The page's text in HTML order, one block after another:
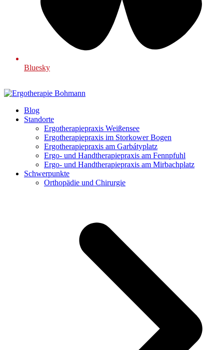
Bluesky
Blog
Standorte
Ergotherapiepraxis Weißensee
Ergotherapiepraxis im Storkower Bogen
Ergotherapiepraxis am Garbátyplatz
Ergo- und Handtherapiepraxis am Fennpfuhl
Ergo- und Handtherapiepraxis am Mirbachplatz
Schwerpunkte
Orthopädie und Chirurgie